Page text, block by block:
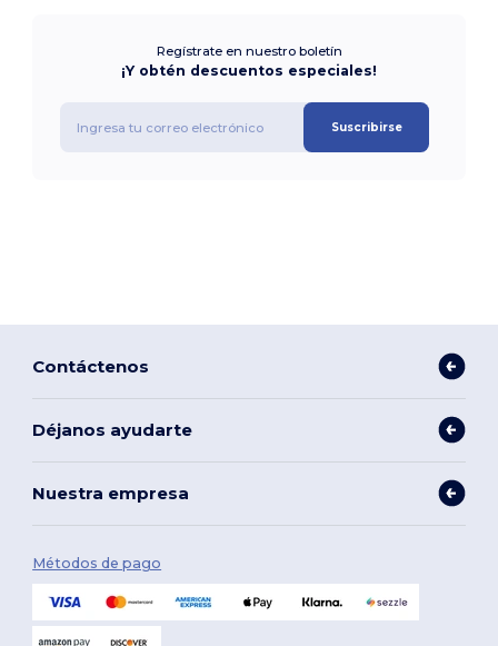
Regístrate en nuestro boletín
¡Y obtén descuentos especiales!
Suscribirse
Contáctenos
Déjanos ayudarte
Nuestra empresa
Métodos de pago